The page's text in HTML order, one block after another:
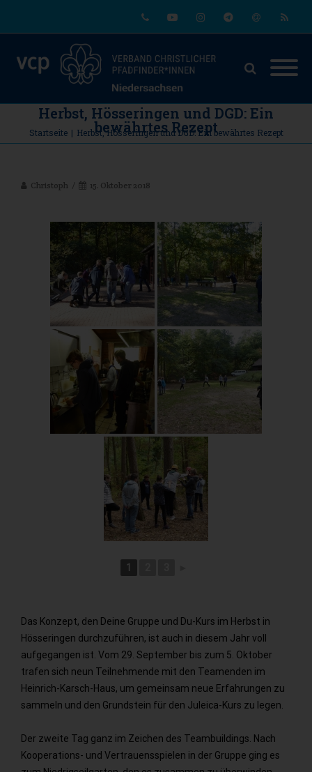
Herbst, Hösseringen und DGD: Ein
bewährtes Rezept
Startseite | Herbst, Hösseringen und DGD: Ein bewährtes Rezept
Christoph 15. Oktober 2018
1
Das Konzept, den Deine Gruppe und Du-Kurs im Herbst in
Hösseringen durchzuführen, ist auch in diesem Jahr voll
aufgegangen ist. Vom 29. September bis zum 5. Oktober
trafen sich neun Teilnehmende mit den Teamenden im
Heinrich-Karsch-Haus, um gemeinsam neue Erfahrungen zu
sammeln und den Grundstein für den Juleica-Kurs zu legen.
Der zweite Tag ganz im Zeichen des Teambuildings. Nach
Kooperations- und Vertrauensspielen in der Gruppe ging es